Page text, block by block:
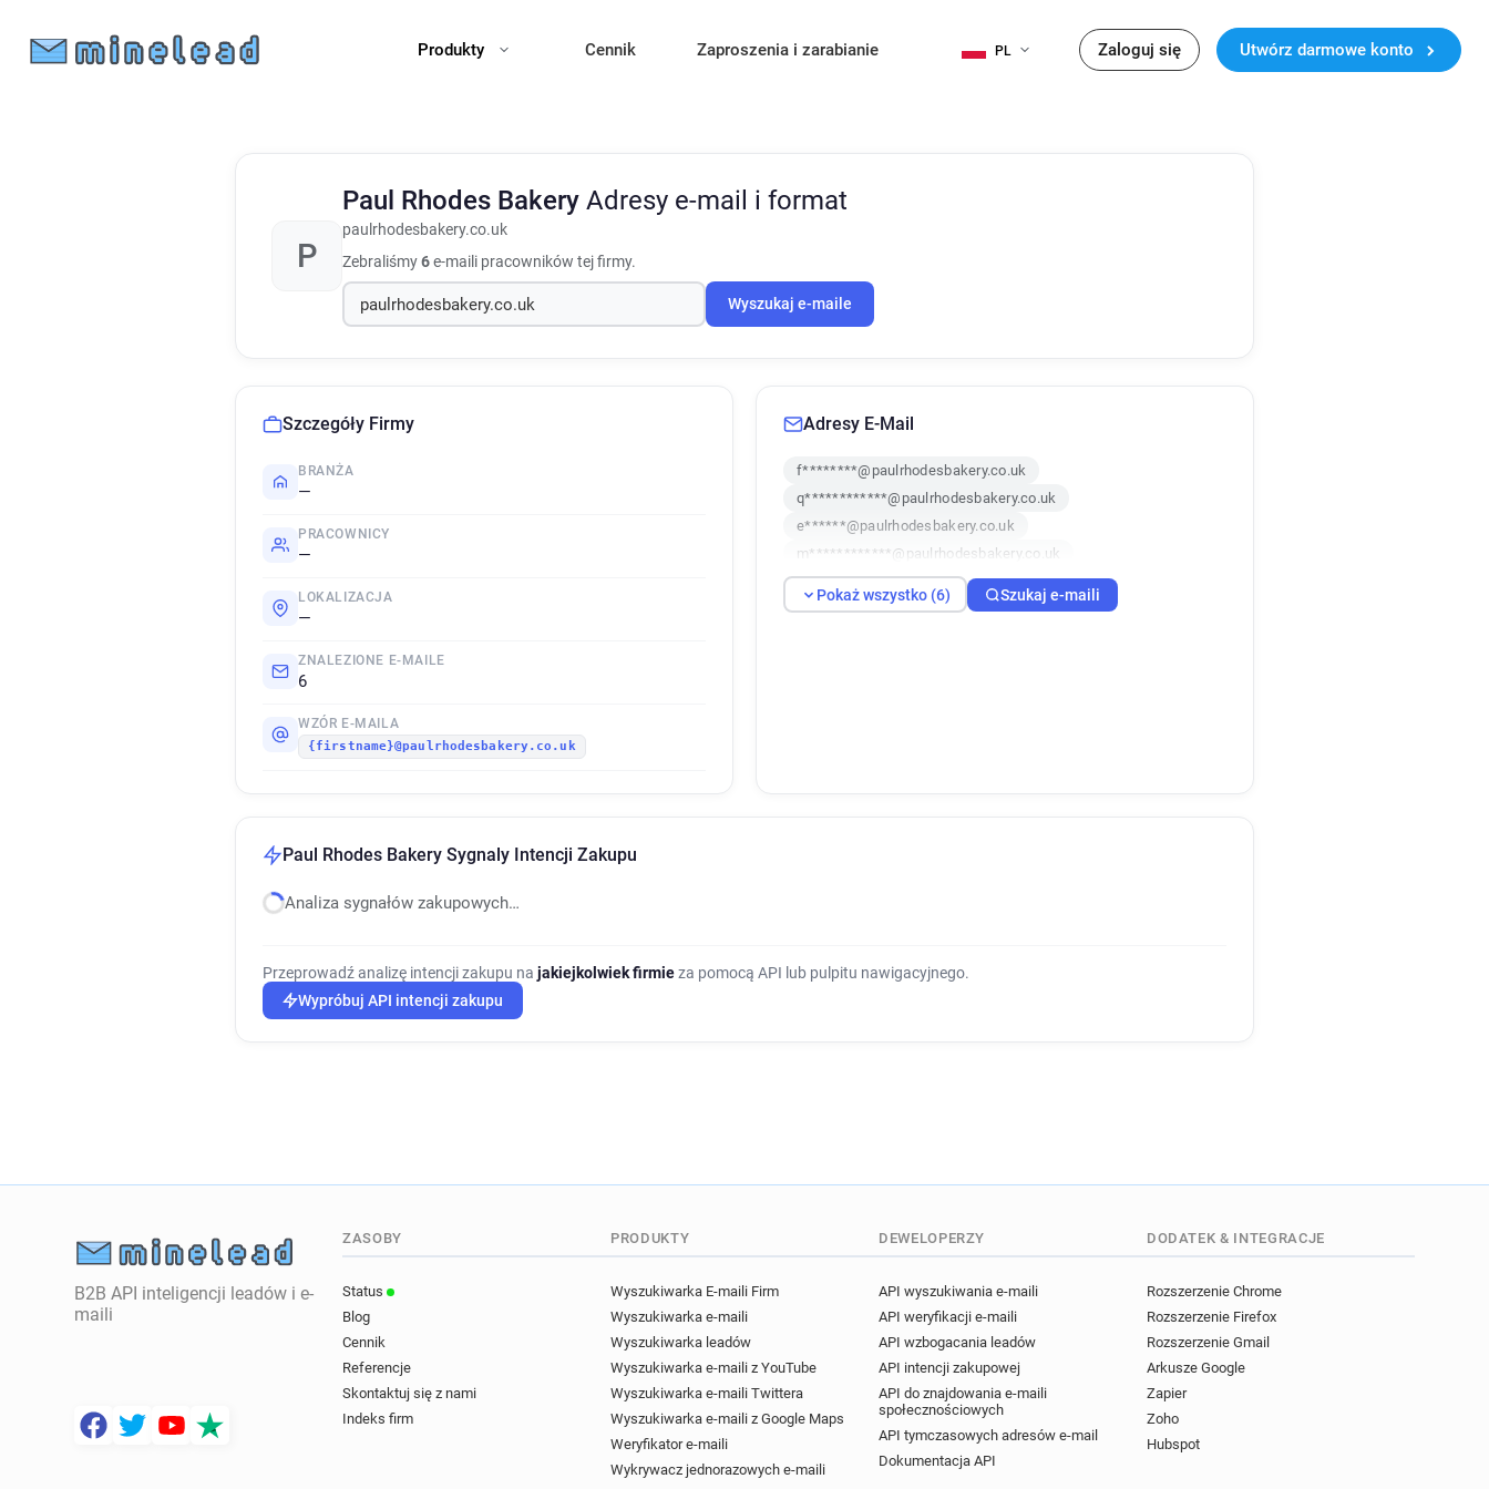
Produkty Cennik Zaproszenia i zarabianie PL Zaloguj się Utwórz darmowe konto
P
Paul Rhodes Bakery Adresy e-mail i format
paulrhodesbakery.co.uk
Zebraliśmy6e-maili pracowników tej firmy.
Wyszukaj e-maile
Szczegóły Firmy
BRANŻA
—
PRACOWNICY
—
LOKALIZACJA
—
ZNALEZIONE E-MAILE
6
WZÓR E-MAILA
{firstname}@paulrhodesbakery.co.uk
Adresy E-Mail
f********@paulrhodesbakery.co.uk
q************@paulrhodesbakery.co.uk
e******@paulrhodesbakery.co.uk
m************@paulrhodesbakery.co.uk
k************@paulrhodesbakery.co.uk
r**********@paulrhodesbakery.co.uk
Pokaż wszystko (6) Szukaj e-maili
Paul Rhodes Bakery Sygnaly Intencji Zakupu
Analiza sygnałów zakupowych…
Przeprowadź analizę intencji zakupu na jakiejkolwiek firmieza pomocą API lub pulpitu nawigacyjnego.
Wypróbuj API intencji zakupu
B2B API inteligencji leadów i e-
maili
ZASOBY
Status
Blog
Cennik
Referencje
Skontaktuj się z nami
Indeks firm
PRODUKTY
Wyszukiwarka E-maili Firm
Wyszukiwarka e-maili
Wyszukiwarka leadów
Wyszukiwarka e-maili z YouTube
Wyszukiwarka e-maili Twittera
Wyszukiwarka e-maili z Google Maps
Weryfikator e-maili
Wykrywacz jednorazowych e-maili
DEWELOPERZY
API wyszukiwania e-maili
API weryfikacji e-maili
API wzbogacania leadów
API intencji zakupowej
API do znajdowania e-maili
społecznościowych
API tymczasowych adresów e-mail
Dokumentacja API
DODATEK & INTEGRACJE
Rozszerzenie Chrome
Rozszerzenie Firefox
Rozszerzenie Gmail
Arkusze Google
Zapier
Zoho
Hubspot